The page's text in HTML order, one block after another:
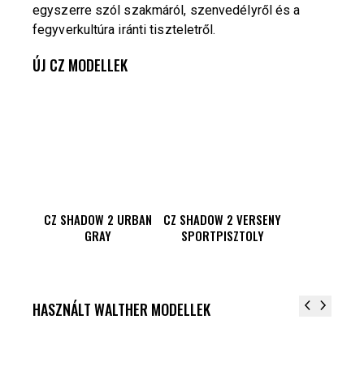
egyszerre szól szakmáról, szenvedélyről és a
fegyverkultúra iránti tiszteletről.
ÚJ CZ MODELLEK
CZ SHADOW 2 URBAN
GRAY
CZ SHADOW 2 VERSENY
SPORTPISZTOLY
HASZNÁLT WALTHER MODELLEK